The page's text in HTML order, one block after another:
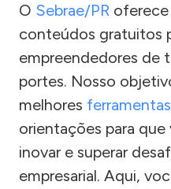
O Sebrae/PR oferece
conteúdos gratuitos
empreendedores de
portes. Nosso
melhores ferramentas
orientações para
inovar e superar
empresarial. Aqui,